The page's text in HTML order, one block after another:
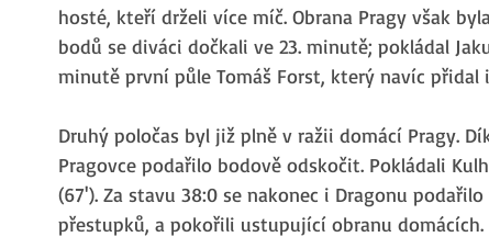
hosté, kteří drželi více míč. Obrana Pragy však
bodů se diváci dočkali ve 23. minutě; pokládal
minutě první půle Tomáš Forst, který navíc přidal
Druhý poločas byl již plně v ražii domácí Pragy.
Pragovce podařilo bodově odskočit. Pokládali
(67'). Za stavu 38:0 se nakonec i Dragonu
přestupků, a pokořili ustupující obranu